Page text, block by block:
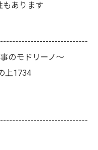
もあります
のモドリーノ～
上1734